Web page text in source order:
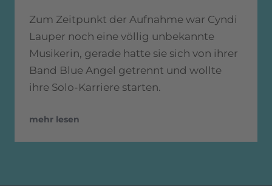
Zum Zeitpunkt der Aufnahme war Cyndi
Lauper noch eine völlig unbekannte
Musikerin, gerade hatte sie sich von ihrer
Band Blue Angel getrennt und wollte
ihre Solo-Karriere starten.
mehr lesen